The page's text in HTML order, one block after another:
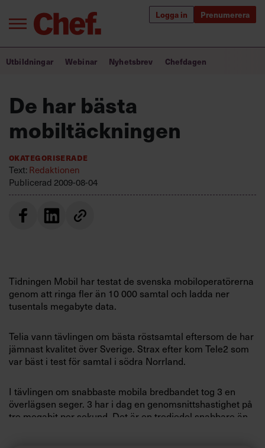
Logga in Prenumerera
Annonsera
Villkor och policy för
personuppgiftsbehandling
efter:
Bra ledare förändrar världen
Utbildning för ledare
Chefakademin+
Populära utbildningar
Utbildningar Webinar Nyhetsbrev Chefdagen
De har bästa
mobiltäckningen
Okategoriserade
Text: Redaktionen
Publicerad 2009-08-04
Tidningen Mobil har testat de svenska mobiloperatörerna
genom att ringa fler än 10 000 samtal och ladda ner
tusentals megabyte data.
Telia vann tävlingen om bästa röstsamtal eftersom de har
jämnast kvalitet över Sverige. Strax efter kom Tele2 som
var bäst i test för samtal i södra Norrland.
I tävlingen om snabbaste mobila bredbandet tog 3 en
överlägsen seger. 3 har i dag en genomsnittshastighet på
tre megabit per sekund. Det är en tredjedel snabbare än